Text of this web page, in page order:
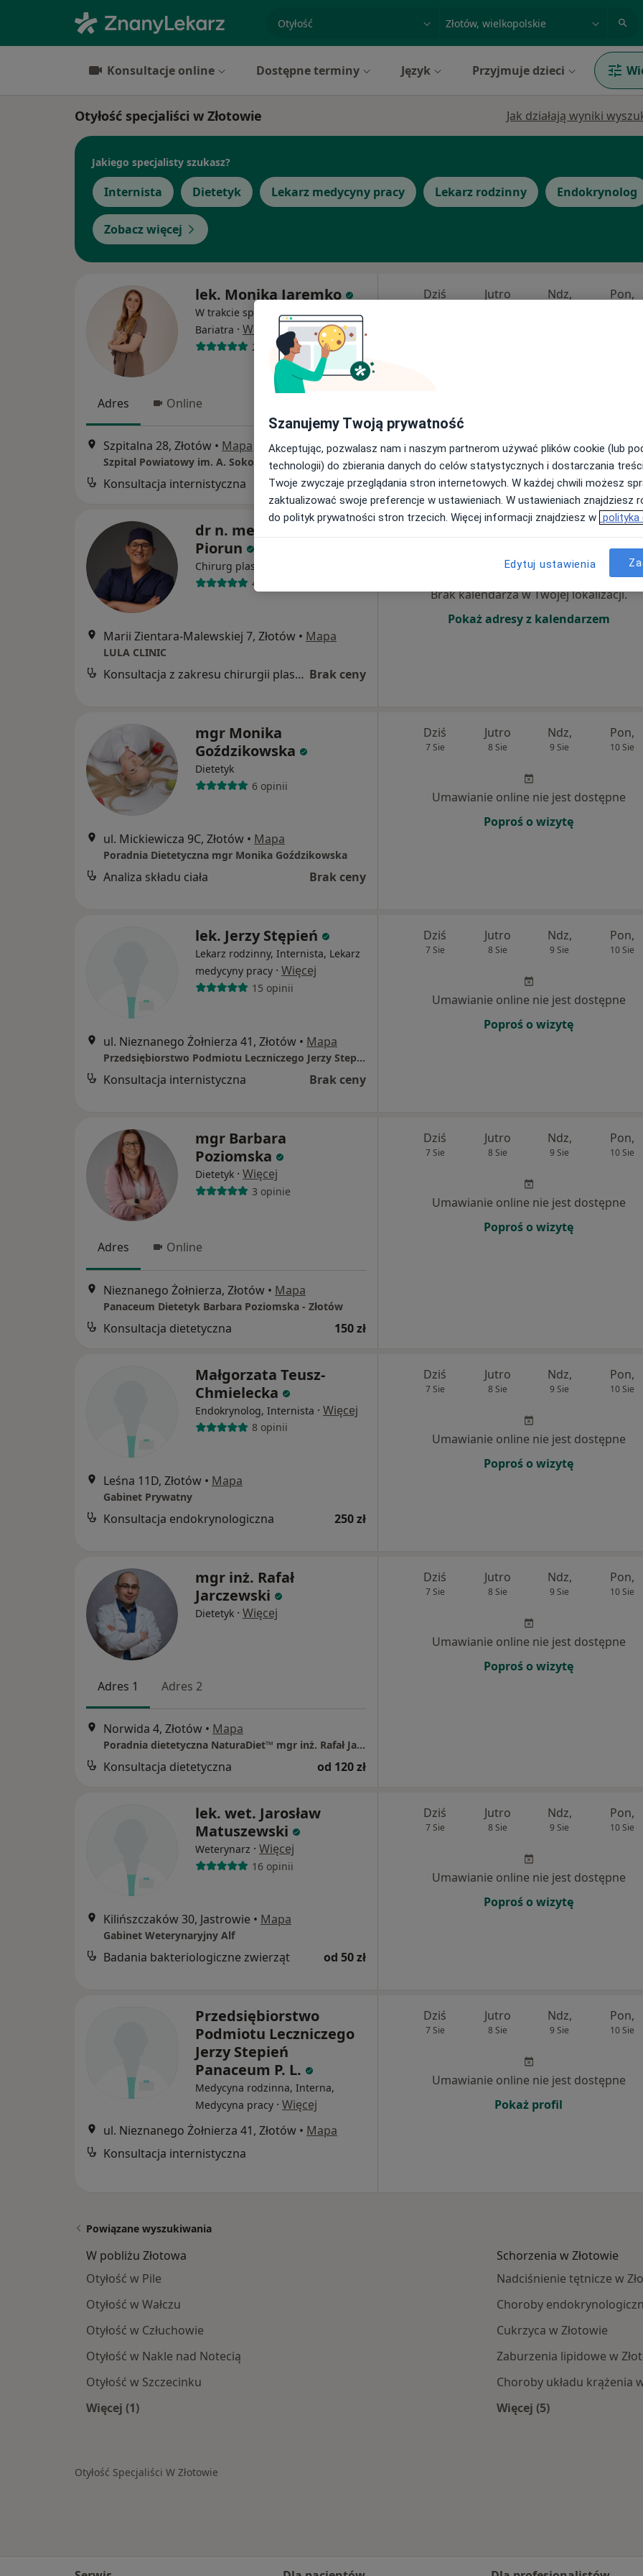
specjalizacja, badanie lub nazwiskomiasto lub dzielnica
Konsultacje online Dostępne terminy Język Przyjmuje dzieci
Otyłość specjaliści w Złotowie Jak działają wyniki
Jakiego specjalisty szukasz?
Internista Dietetyk Lekarz medycyny pracy Lekarz rodzinny Endokrynolog
Zobacz więcej
lek. Monika Jaremko
W trakcie specjalizacji (Internista),
Bariatra · Więcej
22 opinie
Adres Online
Szpitalna 28, Złotów • Mapa
Szpital Powiatowy im. A. Sokołowskiego
Konsultacja internistyczna Brak ceny
Dziś Jutro Ndz, Pon,
dr n. med. Krzysztof
Piorun
Chirurg plastyczny
42 opinie
Marii Zientara-Malewskiej 7, Złotów • Mapa
LULA CLINIC
Konsultacja z zakresu chirurgii plastycznej Brak ceny
Pon,
Brak kalendarza w Twojej lokalizacji.
Pokaż adresy z kalendarzem
mgr Monika
Goździkowska
Dietetyk
6 opinii
ul. Mickiewicza 9C, Złotów • Mapa
Poradnia Dietetyczna mgr Monika Goździkowska
Analiza składu ciała Brak ceny
Dziś
7 Sie
Jutro
8 Sie
Ndz,
9 Sie
Pon,
10 Sie
Umawianie online nie jest dostępne
Poproś o wizytę
lek. Jerzy Stępień
Lekarz rodzinny, Internista, Lekarz
medycyny pracy · Więcej
15 opinii
ul. Nieznanego Żołnierza 41, Złotów • Mapa
Przedsiębiorstwo Podmiotu Leczniczego Jerzy Stepień Panaceum P. L.
Konsultacja internistyczna Brak ceny
Dziś
7 Sie
Jutro
8 Sie
Ndz,
9 Sie
Pon,
10 Sie
Umawianie online nie jest dostępne
Poproś o wizytę
mgr Barbara
Poziomska
Dietetyk · Więcej
3 opinie
Adres Online
Nieznanego Żołnierza, Złotów • Mapa
Panaceum Dietetyk Barbara Poziomska - Złotów
Konsultacja dietetyczna 150 zł
Dziś
7 Sie
Jutro
8 Sie
Ndz,
9 Sie
Pon,
10 Sie
Umawianie online nie jest dostępne
Poproś o wizytę
Małgorzata Teusz-
Chmielecka
Endokrynolog, Internista · Więcej
8 opinii
Leśna 11D, Złotów • Mapa
Gabinet Prywatny
Konsultacja endokrynologiczna 250 zł
Dziś
7 Sie
Jutro
8 Sie
Ndz,
9 Sie
Pon,
10 Sie
Umawianie online nie jest dostępne
Poproś o wizytę
mgr inż. Rafał
Jarczewski
Dietetyk · Więcej
Adres 1 Adres 2
Norwida 4, Złotów • Mapa
Poradnia dietetyczna NaturaDiet™ mgr inż. Rafał Jarczewski
Konsultacja dietetyczna od 120 zł
Dziś
7 Sie
Jutro
8 Sie
Ndz,
9 Sie
Pon,
10 Sie
Umawianie online nie jest dostępne
Poproś o wizytę
lek. wet. Jarosław
Matuszewski
Weterynarz · Więcej
16 opinii
Kilińszczaków 30, Jastrowie • Mapa
Gabinet Weterynaryjny Alf
Badania bakteriologiczne zwierząt od 50 zł
Dziś
7 Sie
Jutro
8 Sie
Ndz,
9 Sie
Pon,
10 Sie
Umawianie online nie jest dostępne
Poproś o wizytę
Przedsiębiorstwo
Podmiotu Leczniczego
Jerzy Stepień
Panaceum P. L.
Medycyna rodzinna, Interna,
Medycyna pracy · Więcej
ul. Nieznanego Żołnierza 41, Złotów • Mapa
Konsultacja internistyczna
Dziś
7 Sie
Jutro
8 Sie
Ndz,
9 Sie
Pon,
10 Sie
Umawianie online nie jest dostępne
Pokaż profil
Powiązane wyszukiwania
W pobliżu Złotowa
Otyłość w Pile
Otyłość w Wałczu
Otyłość w Człuchowie
Otyłość w Nakle nad Notecią
Otyłość w Szczecinku
Więcej (1)
Schorzenia w Złotowie
Nadciśnienie tętnicze w
Choroby
Cukrzyca w Złotowie
Zaburzenia lipidowe w
Choroby układu krążenia
Więcej (5)
Otyłość Specjaliści W Złotowie
Szanujemy Twoją prywatność
Akceptując, pozwalasz nam i naszym partnerom używać plików cookie (lub
technologii) do zbierania danych do celów statystycznych i dostarczania
Twoje zwyczaje przeglądania stron internetowych. W każdej chwili możesz
zaktualizować swoje preferencje w ustawieniach. W ustawieniach znajdziesz
do polityk prywatności stron trzecich. Więcej informacji znajdziesz w polityka
Edytuj ustawienia